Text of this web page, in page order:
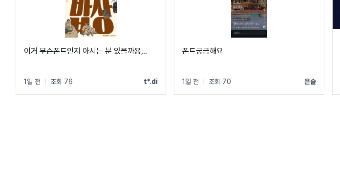
이거 무슨폰트인지 아시는 분 있을까용,..
1일 전 조회 76 t*.di
폰트궁금해요
1일 전 조회 70 은슬